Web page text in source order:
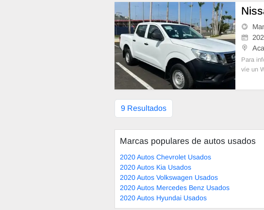
Para
víe un
9 Resultados
Marcas populares de autos usados
2020 Autos Chevrolet Usados
2020 Autos Kia Usados
2020 Autos Volkswagen Usados
2020 Autos Mercedes Benz Usados
2020 Autos Hyundai Usados